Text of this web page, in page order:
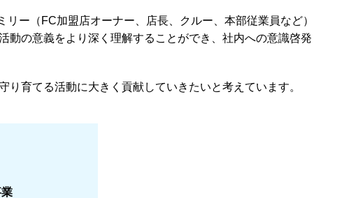
ー（FC加盟店オーナー、店長、クルー、本部従業員など）
動の意義をより深く理解することができ、社内への意識啓発
育てる活動に大きく貢献していきたいと考えています。